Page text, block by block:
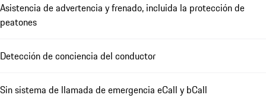
Asistencia de advertencia y frenado, incluida la protección de
peatones
Detección de conciencia del conductor
Sin sistema de llamada de emergencia eCall y bCall